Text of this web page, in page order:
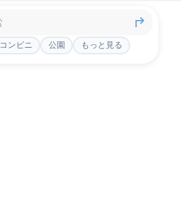
コンビニ 公園 もっと見る